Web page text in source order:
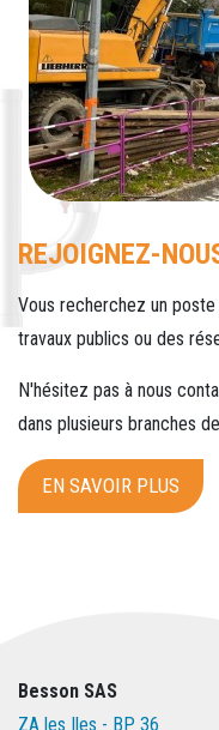
REJOIGNEZ-
Vous recherchez un
travaux publics ou des
N'hésitez pas à nous
dans plusieurs branches
EN SAVOIR PLUS
Besson SAS
ZA les Iles - BP 36